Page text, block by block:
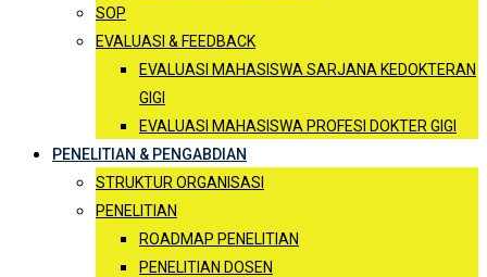
SOP
EVALUASI & FEEDBACK
EVALUASI MAHASISWA SARJANA KEDOKTERAN
GIGI
EVALUASI MAHASISWA PROFESI DOKTER GIGI
PENELITIAN & PENGABDIAN
STRUKTUR ORGANISASI
PENELITIAN
ROADMAP PENELITIAN
PENELITIAN DOSEN